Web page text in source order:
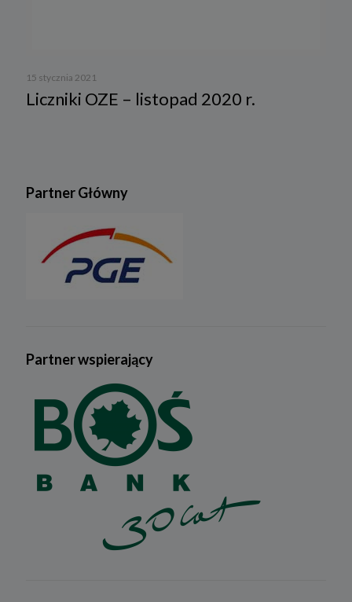
15 stycznia 2021
Liczniki OZE – listopad 2020 r.
Partner Główny
Partner wspierający